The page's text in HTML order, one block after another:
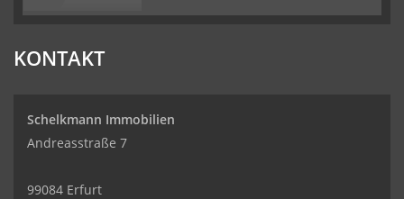
KONTAKT
Schelkmann Immobilien
Andreasstraße 7
99084 Erfurt